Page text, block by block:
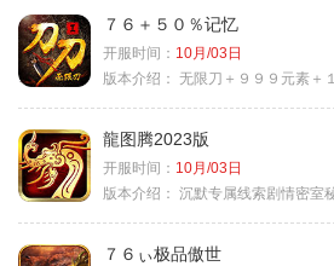
７６＋５０％记忆
开服时间： 10月/03日
版本介绍： 无限刀＋９９９元素＋
龍图腾2023版
开服时间： 10月/03日
版本介绍： 沉默专属线索剧情密室
７６ぃ极品傲世